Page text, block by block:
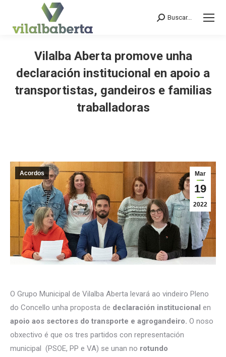
Search:
Buscar...
Vilalba Aberta promove unha
declaración institucional en apoio a
transportistas, gandeiros e familias
traballadoras
Mar
19
2022
Acordos
O Grupo Municipal de Vilalba Aberta levará ao vindeiro Pleno
do Concello unha proposta de declaración institucional en
apoio aos sectores do transporte e agrogandeiro. O noso
obxectivo é que os tres partidos con representación
municipal (PSOE, PP e VA) se unan no rotundo